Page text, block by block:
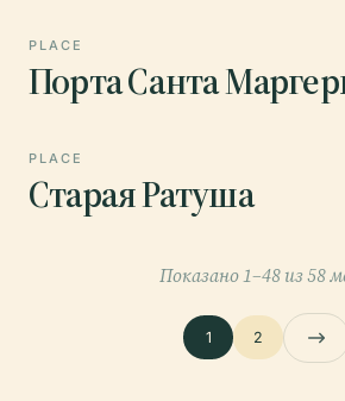
PLACE
Порта Санта
PLACE
Старая Ратуша
Показано 1–48 из 58
1 2